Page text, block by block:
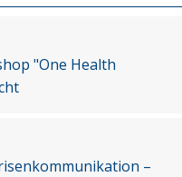
"One Health
–